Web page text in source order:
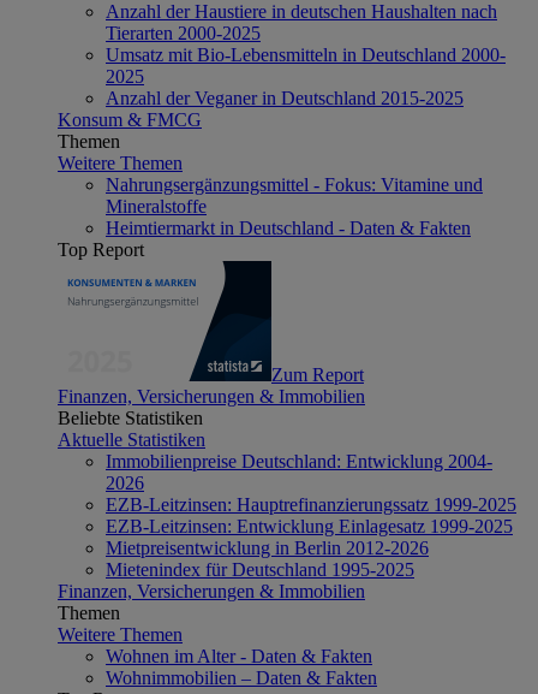
Anzahl der Haustiere in deutschen Haushalten nach
Tierarten 2000-2025
Umsatz mit Bio-Lebensmitteln in Deutschland 2000-
2025
Anzahl der Veganer in Deutschland 2015-2025
Konsum & FMCG
Themen
Weitere Themen
Nahrungsergänzungsmittel - Fokus: Vitamine und
Mineralstoffe
Heimtiermarkt in Deutschland - Daten & Fakten
Top Report
Zum Report
Finanzen, Versicherungen & Immobilien
Beliebte Statistiken
Aktuelle Statistiken
Immobilienpreise Deutschland: Entwicklung 2004-
2026
EZB-Leitzinsen: Hauptrefinanzierungssatz 1999-2025
EZB-Leitzinsen: Entwicklung Einlagesatz 1999-2025
Mietpreisentwicklung in Berlin 2012-2026
Mietenindex für Deutschland 1995-2025
Finanzen, Versicherungen & Immobilien
Themen
Weitere Themen
Wohnen im Alter - Daten & Fakten
Wohnimmobilien – Daten & Fakten